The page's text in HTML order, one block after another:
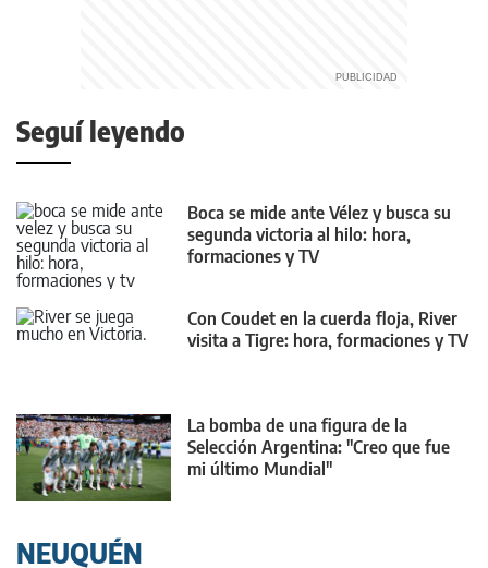
Seguí leyendo
Boca se mide ante Vélez y busca su
segunda victoria al hilo: hora,
formaciones y TV
Con Coudet en la cuerda floja, River
visita a Tigre: hora, formaciones y TV
La bomba de una figura de la
Selección Argentina: "Creo que fue
mi último Mundial"
NEUQUÉN